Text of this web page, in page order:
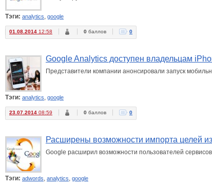
Тэги: analytics, google
01.08.2014 12:58 0 баллов 0
Google Analytics доступен владельцам
Представители компании анонсировали запуск
Тэги: analytics, google
23.07.2014 08:59 0 баллов 0
Расширены возможности импорта целей
Google расширил возможности пользователей
Тэги: adwords, analytics, google